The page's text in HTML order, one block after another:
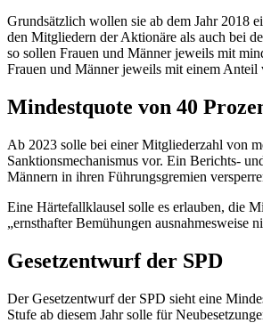
Grundsätzlich wollen sie ab dem Jahr 2018
den Mitgliedern der Aktionäre als auch bei
so sollen Frauen und Männer jeweils mit
Frauen und Männer jeweils mit einem Anteil
Mindestquote von 40
Ab 2023 solle bei einer Mitgliederzahl von
Sanktionsmechanismus vor. Ein Berichts-
Männern in ihren Führungsgremien
Eine Härtefallklausel solle es erlauben, die
„ernsthafter Bemühungen ausnahmesweise
Gesetzentwurf der SPD
Der Gesetzentwurf der SPD sieht eine
Stufe ab diesem Jahr solle für